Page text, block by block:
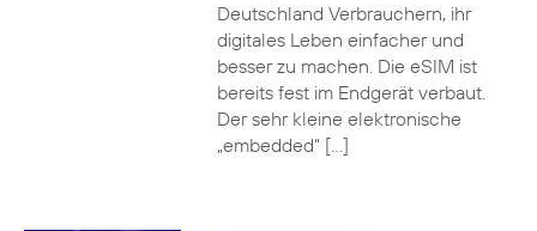
Deutschland Verbrauchern, ihr
digitales Leben einfacher und
besser zu machen. Die eSIM ist
bereits fest im Endgerät verbaut.
Der sehr kleine elektronische
„embedded“ […]